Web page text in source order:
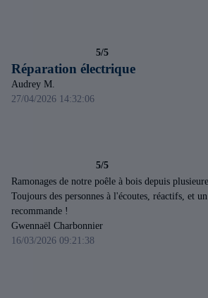
5/5
Réparation électrique
Audrey M.
27/04/2026 14:32:06
5/5
Ramonages de notre poêle à bois depuis
Toujours des personnes à l'écoutes, réactifs, et
recommande !
Gwennaël Charbonnier
16/03/2026 09:21:38